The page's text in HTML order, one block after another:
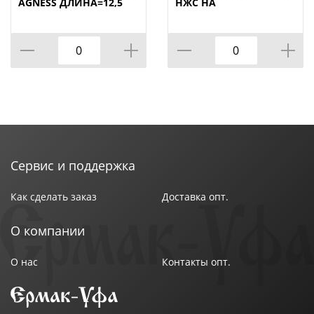
ПОДСТАВКЕ 8 ПР.,
КОР=6НАБОР.
Сервис и поддержка
Как сделать заказ Доставка опт.
О компании
О нас Контакты опт.